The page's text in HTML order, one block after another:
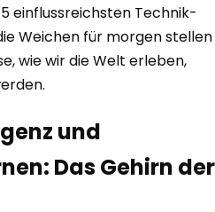
einflussreichsten Technik-
Weichen für morgen stellen
wie wir die Welt erleben,
und
Das Gehirn der